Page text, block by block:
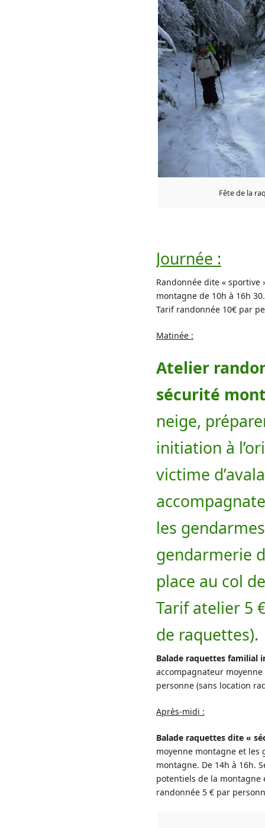
Fête de la
Journée :
Randonnée dite « sportive
montagne de 10h à 16h
Tarif randonnée 10€ par
Matinée :
Atelier
sécurité
neige,
initiation à
victime
les
gendarmerie
place au col
Tarif atelier 5
de raquettes).
Balade raquettes familial
accompagnateur
personne (sans location
Après-midi :
Balade raquettes dite «
moyenne montagne et
montagne. De 14h à 16h.
potentiels de la montagne
randonnée 5 € par